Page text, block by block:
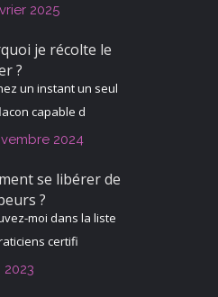
2025
je récolte le
?
un instant un seul
capable d
2024
se libérer de
?
moi dans la liste
certifi
2023